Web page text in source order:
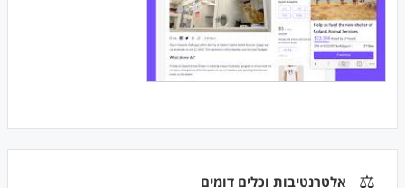
⚖️ אלטרנטיבות וכלים דומים